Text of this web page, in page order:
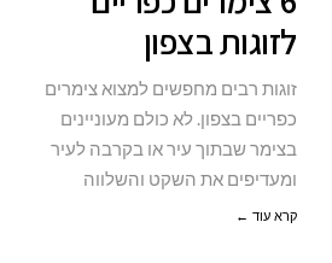
לזוגות בצפון
זוגות רבים מחפשים למצוא צימרים
כפריים בצפון. לא כולם מעוניינים
בצימר שבתוך עיר או בקרבה לעיר
ומעדיפים את השקט והשלווה
קרא עוד ←